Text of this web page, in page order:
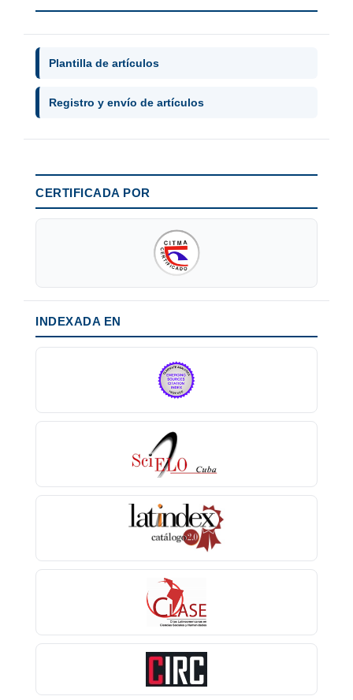
Plantilla de artículos
Registro y envío de artículos
CERTIFICADA POR
INDEXADA EN